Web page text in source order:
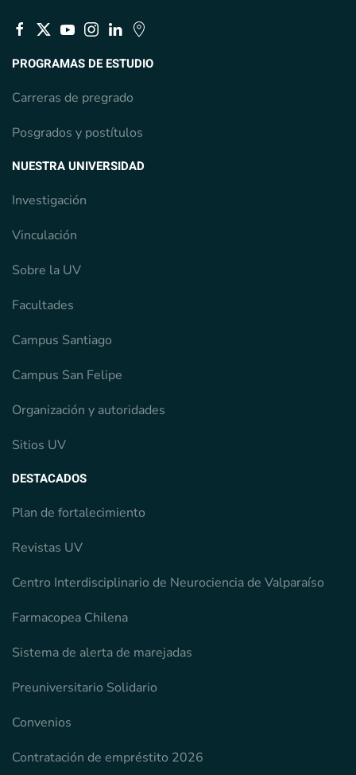
PROGRAMAS DE ESTUDIO
Carreras de pregrado
Posgrados y postítulos
NUESTRA UNIVERSIDAD
Investigación
Vinculación
Sobre la UV
Facultades
Campus Santiago
Campus San Felipe
Organización y autoridades
Sitios UV
DESTACADOS
Plan de fortalecimiento
Revistas UV
Centro Interdisciplinario de Neurociencia de Valparaíso
Farmacopea Chilena
Sistema de alerta de marejadas
Preuniversitario Solidario
Convenios
Contratación de empréstito 2026